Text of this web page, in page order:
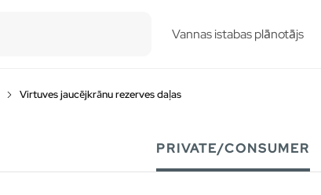
Vannas istabas plānotājs
Virtuves jaucējkrānu rezerves daļas
PRIVATE/CONSUMER